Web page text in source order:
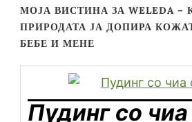
МОЈА ВИСТИНА ЗА WELEDA –
ПРИРОДАТА ЈА ДОПИРА
БЕБЕ И МЕНЕ
Пудинг со